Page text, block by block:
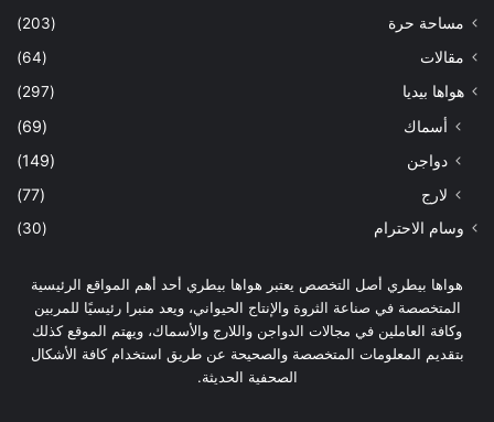
مساحة حرة
(203)
مقالات
(64)
هواها بيديا
(297)
أسماك
(69)
دواجن
(149)
لارج
(77)
وسام الاحترام (30)
هواها بيطري أصل التخصص يعتبر هواها بيطري أحد أهم المواقع الرئيسية
المتخصصة في صناعة الثروة والإنتاج الحيواني، ويعد منبرا رئيسيًا للمربين
وكافة العاملين في مجالات الدواجن واللارج والأسماك، ويهتم الموقع كذلك
بتقديم المعلومات المتخصصة والصحيحة عن طريق استخدام كافة الأشكال
الصحفية الحديثة.